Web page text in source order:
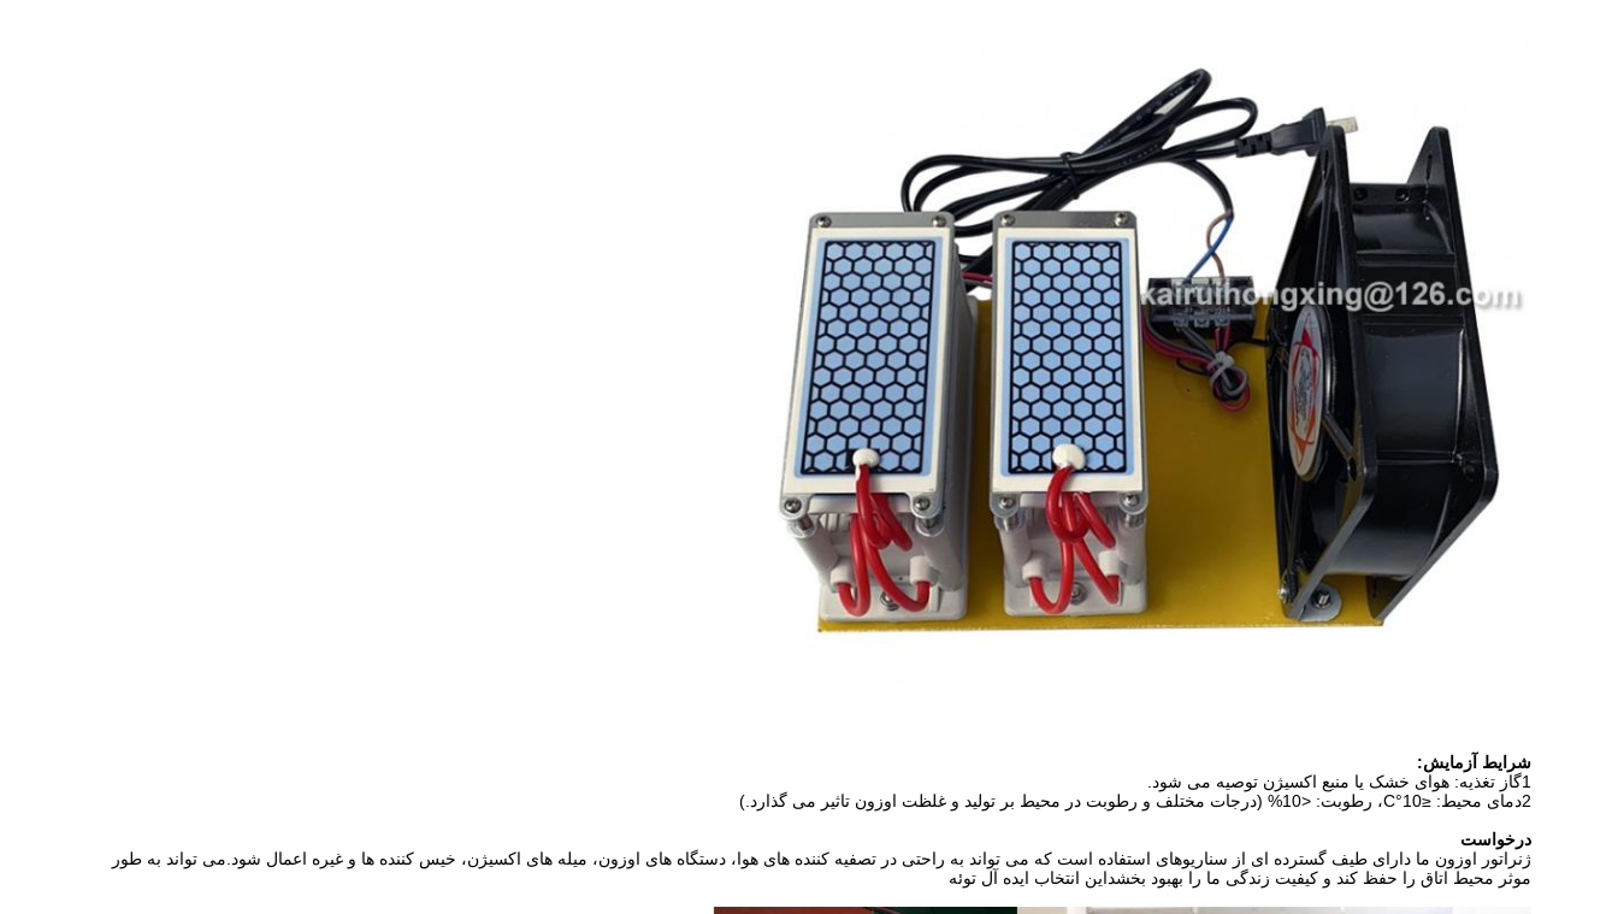
شرایط آزمایش:
1گاز تغذیه: هوای خشک یا منبع اکسیژن توصیه می شود.
2دمای محیط: ≤10°C، رطوبت: <10% (درجات مختلف و رطوبت در محیط بر تولید و غلظت اوزون تاثیر می گذارد.)
درخواست
ژنراتور اوزون ما دارای طیف گسترده ای از سناریوهای استفاده است که می تواند به راحتی در تصفیه کننده های هوا، دستگاه های اوزون، میله های اکسیژن، خیس کننده ها و غیره اعمال شود.می تواند به طور
موثر محیط اتاق را حفظ کند و کیفیت زندگی ما را بهبود بخشداين انتخاب ایده آل توئه